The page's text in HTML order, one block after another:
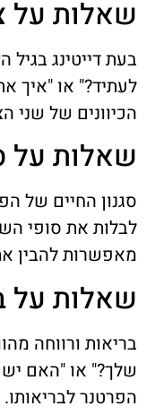
שאלות על
בעת דייטינג
לעתיד?" או "איך
הכיוונים של שני
שאלות על
סגנון החיים של
לבלות את סופי
מאפשרות להבין
שאלות על
בריאות ורווחה
שלך?" או "האם יש
הפרטנר